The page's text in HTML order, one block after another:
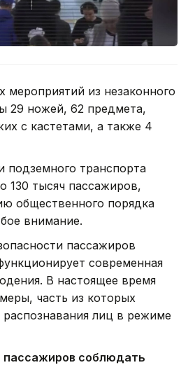
из незаконного
29 ножей, 62 предмета,
с кастетами, а также 4
подземного транспорта
130 тысяч пассажиров,
общественного порядка
внимание.
пассажиров
современная
В настоящее время
часть из которых
лиц в режиме
соблюдать